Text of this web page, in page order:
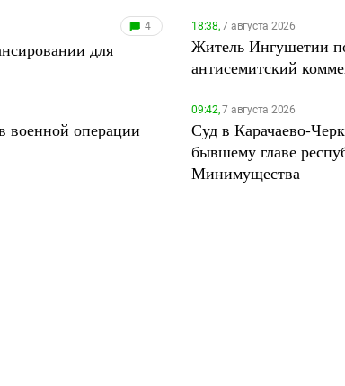
4
для
18:38,7 августа 2026
Житель Ингушетии
антисемитский
военной операции
09:42,7 августа 2026
Суд в Карачаево-
бывшему главе
Минимущества